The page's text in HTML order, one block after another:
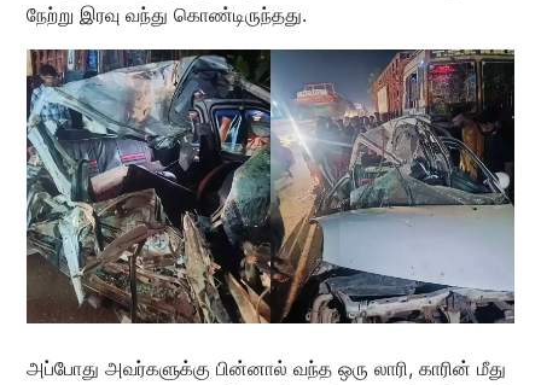
நேற்று இரவு வந்து கொண்டிருந்தது.
அப்போது அவர்களுக்கு பின்னால் வந்த ஒரு லாரி, காரின் மீது